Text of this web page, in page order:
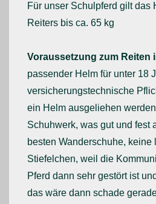
Für unser Schulpferd gilt das
Reiters bis ca. 65 kg
Voraussetzung zum Reiten
passender Helm für unter 18
versicherungstechnische
ein Helm ausgeliehen
Schuhwerk, was gut und fest
besten Wanderschuhe, keine
Stiefelchen, weil die
Pferd dann sehr gestört ist
das wäre dann schade